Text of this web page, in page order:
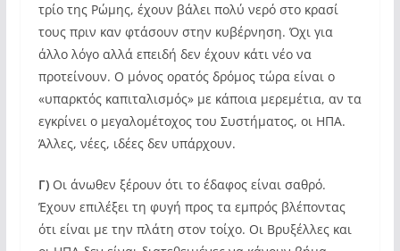
τρίο της Ρώμης, έχουν βάλει πολύ νερό στο κρασί
τους πριν καν φτάσουν στην κυβέρνηση. Όχι για
άλλο λόγο αλλά επειδή δεν έχουν κάτι νέο να
προτείνουν. Ο μόνος ορατός δρόμος τώρα είναι ο
«υπαρκτός καπιταλισμός» με κάποια μερεμέτια, αν τα
εγκρίνει ο μεγαλομέτοχος του Συστήματος, οι ΗΠΑ.
Άλλες, νέες, ιδέες δεν υπάρχουν.
Γ)Οι άνωθεν ξέρουν ότι το έδαφος είναι σαθρό.
Έχουν επιλέξει τη φυγή προς τα εμπρός βλέποντας
ότι είναι με την πλάτη στον τοίχο. Οι Βρυξέλλες και